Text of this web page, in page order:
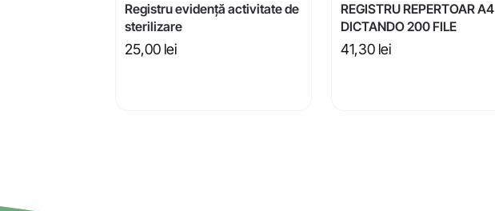
Registru evidență activitate de
sterilizare
25,00 lei
REGISTRU REPERTOAR A4
DICTANDO 200 FILE
41,30 lei